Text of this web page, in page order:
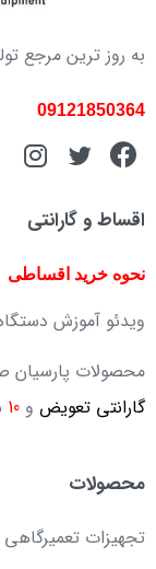
به روز ترین مرجع
09121850364
اقساط و گارانتی
نحوه خرید اقساطی
ویدئو آموزش
محصولات پارسیان
گارانتی تعویض و 10
محصولات
تجهیزات تعمیرگاهی